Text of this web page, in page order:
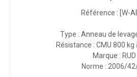
Référence : [W-
Type : Anneau de
Résistance : CMU 800 kg
Marque : RUD
Norme : 2006/